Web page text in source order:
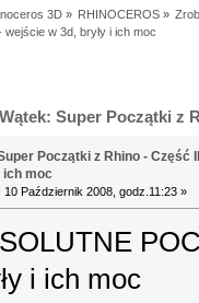
3D» RHINOCEROS»
w 3d, bryły i ich moc
Wątek: Super Początki z
Początki z Rhino - Część
ich moc
10 Październik 2008, godz.11:23 »
i ich moc